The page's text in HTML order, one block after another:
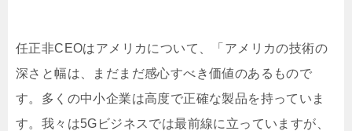
任正非CEOはアメリカについて、「アメリカの技術の
深さと幅は、まだまだ感心すべき価値のあるもので
す。多くの中小企業は高度で正確な製品を持っていま
す。我々は5Gビジネスでは最前線に立っていますが、